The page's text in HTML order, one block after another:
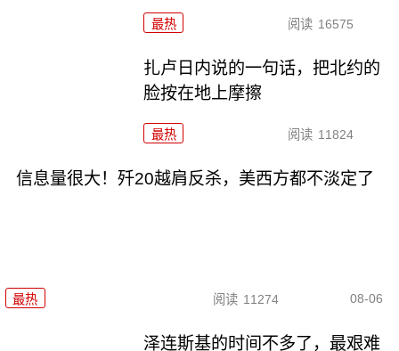
最热 阅读 16575
扎卢日内说的一句话，把北约的
脸按在地上摩擦
最热 阅读 11824
信息量很大！歼20越肩反杀，美西方都不淡定了
最热 阅读 11274 08-06
泽连斯基的时间不多了，最艰难